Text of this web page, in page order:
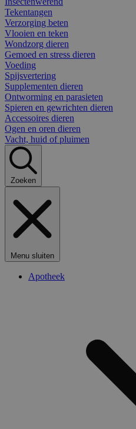
Tekentangen
Verzorging beten
Vlooien en teken
Wondzorg dieren
Gemoed en stress dieren
Voeding
Spijsvertering
Supplementen dieren
Ontworming en parasieten
Spieren en gewrichten dieren
Accessoires dieren
Ogen en oren dieren
Vacht, huid of pluimen
Zoeken
Menu sluiten
Apotheek